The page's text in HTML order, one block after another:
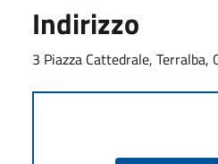
Indirizzo
3 Piazza Cattedrale,